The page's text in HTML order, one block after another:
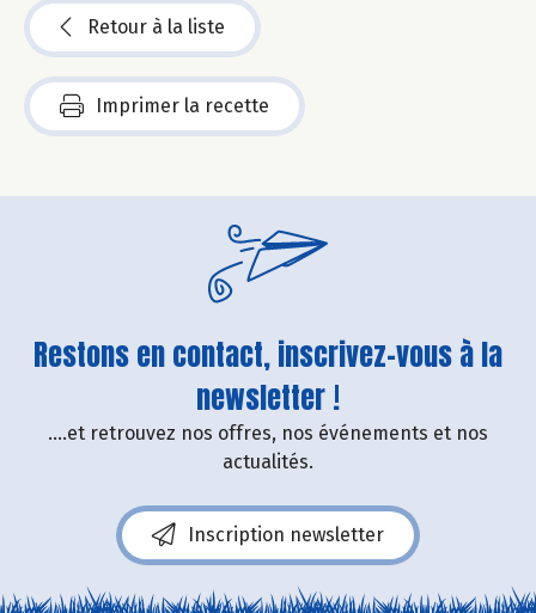
Retour à la liste
Imprimer la recette
Restons en contact, inscrivez-vous à la
newsletter !
....et retrouvez nos offres, nos événements et nos
actualités.
Inscription newsletter